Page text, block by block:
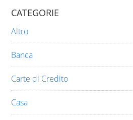
CATEGORIE
Altro
Banca
Carte di Credito
Casa